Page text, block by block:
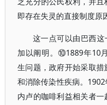
即存在失灵的直接制度原
这一点可以由巴西这
加以阐明。⑩1889年10
生问题，政府开始采取
和消除传染性疾病。
内卢的咖啡利益相关者